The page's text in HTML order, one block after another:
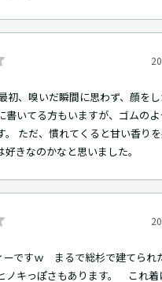
初、嗅いだ瞬間に思わず、顔を
書いてる方もいますが、ゴムの
。 ただ、慣れてくると甘い香り
きなのかなと思いました。
ーですｗ まるで総杉で建てられ
キっぽさもあります。 これ着